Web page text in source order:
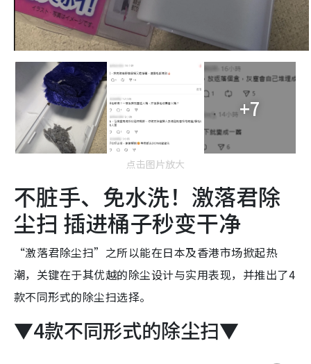
+7
点击图片放大
不脏手、免水洗！激落君除
尘扫 插进桶子秒变干净
“激落君除尘扫”之所以能在日本及香港市场掀起热
潮，关键在于其优越的除尘设计与实用表现，并推出了4
款不同形式的除尘扫选择。
▼4款不同形式的除尘扫▼